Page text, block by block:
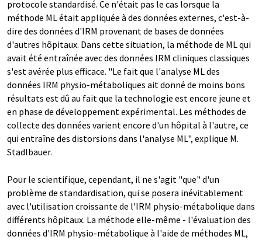
protocole standardisé. Ce n'était pas le cas lorsque la
méthode ML était appliquée à des données externes, c'est-à-
dire des données d'IRM provenant de bases de données
d'autres hôpitaux. Dans cette situation, la méthode de ML qui
avait été entraînée avec des données IRM cliniques classiques
s'est avérée plus efficace. "Le fait que l'analyse ML des
données IRM physio-métaboliques ait donné de moins bons
résultats est dû au fait que la technologie est encore jeune et
en phase de développement expérimental. Les méthodes de
collecte des données varient encore d'un hôpital à l'autre, ce
qui entraîne des distorsions dans l'analyse ML", explique M.
Stadlbauer.
Pour le scientifique, cependant, il ne s'agit "que" d'un
problème de standardisation, qui se posera inévitablement
avec l'utilisation croissante de l'IRM physio-métabolique dans
différents hôpitaux. La méthode elle-même - l'évaluation des
données d'IRM physio-métabolique à l'aide de méthodes ML,